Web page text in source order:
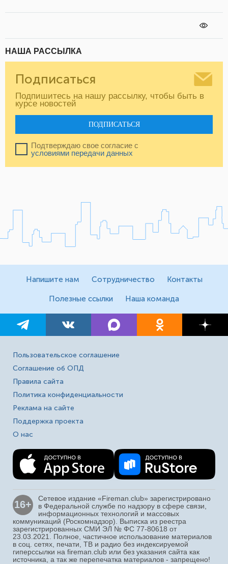
НАША РАССЫЛКА
Подписаться
Подпишитесь на нашу рассылку, чтобы быть в
курсе новостей
ПОДПИСАТЬСЯ
Подтверждаю свое согласие с
условиями передачи данных
Напишите нам Сотрудничество Контакты
Полезные ссылки Наша команда
Пользовательское соглашение
Соглашение об ОПД
Правила сайта
Политика конфиденциальности
Реклама на сайте
Поддержка проекта
О нас
16+
Сетевое издание «Fireman.club» зарегистрировано
в Федеральной службе по надзору в сфере связи,
информационных технологий и массовых
коммуникаций (Роскомнадзор). Выписка из реестра
зарегистрированных СМИ ЭЛ № ФС 77-80618 от
23.03.2021. Полное, частичное использование материалов
в соц. сетях, печати, ТВ и радио без индексируемой
гиперссылки на fireman.club или без указания сайта как
источника, а так же перепечатка материалов - запрещено!